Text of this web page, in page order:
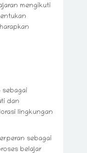
mengikuti
sebagai
dan
lingkungan
sebagai
belajar